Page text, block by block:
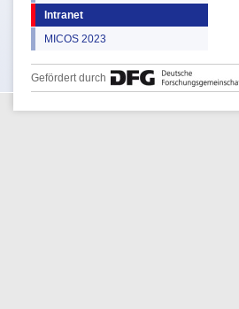
Intranet
MICOS 2023
Gefördert durch